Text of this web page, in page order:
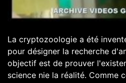
La cryptozoologie a été
pour désigner la recherche
objectif est de prouver
science nie la réalité. Comme